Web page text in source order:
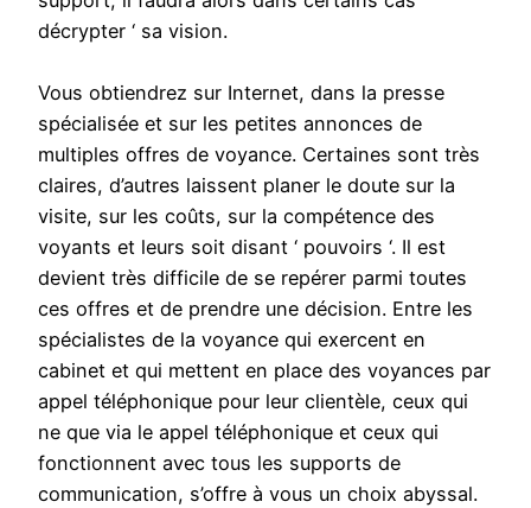
décrypter ‘ sa vision.
Vous obtiendrez sur Internet, dans la presse
spécialisée et sur les petites annonces de
multiples offres de voyance. Certaines sont très
claires, d’autres laissent planer le doute sur la
visite, sur les coûts, sur la compétence des
voyants et leurs soit disant ‘ pouvoirs ‘. Il est
devient très difficile de se repérer parmi toutes
ces offres et de prendre une décision. Entre les
spécialistes de la voyance qui exercent en
cabinet et qui mettent en place des voyances par
appel téléphonique pour leur clientèle, ceux qui
ne que via le appel téléphonique et ceux qui
fonctionnent avec tous les supports de
communication, s’offre à vous un choix abyssal.